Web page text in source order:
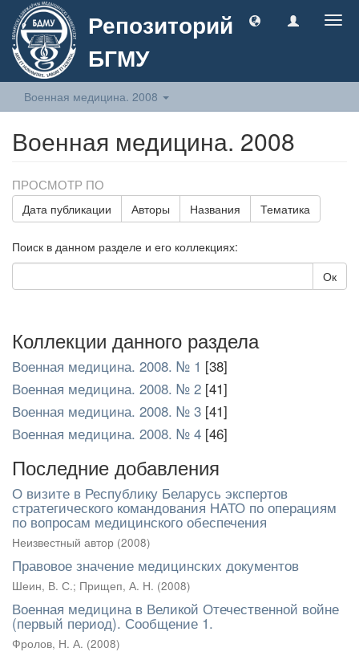
Репозиторий
БГМУ
Военная медицина. 2008
Военная медицина. 2008
ПРОСМОТР ПО
Дата публикации Авторы Названия Тематика
Поиск в данном разделе и его коллекциях:
Ок
Коллекции данного раздела
Военная медицина. 2008. № 1 [38]
Военная медицина. 2008. № 2 [41]
Военная медицина. 2008. № 3 [41]
Военная медицина. 2008. № 4 [46]
Последние добавления
О визите в Республику Беларусь экспертов
стратегического командования НАТО по операциям
по вопросам медицинского обеспечения
Неизвестный автор (2008)
Правовое значение медицинских документов
Шеин, В. С.; Прищеп, А. Н. (2008)
Военная медицина в Великой Отечественной войне
(первый период). Сообщение 1.
Фролов, Н. А. (2008)